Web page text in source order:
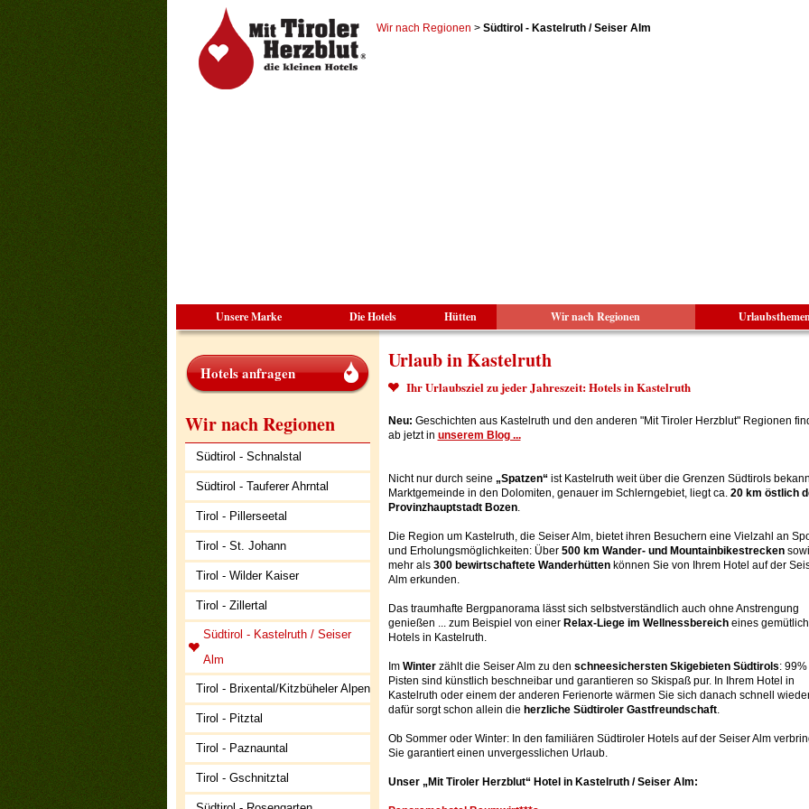
Wir nach Regionen > Südtirol - Kastelruth / Seiser Alm
Unsere Marke Die Hotels Hütten Wir nach Regionen
Hotels anfragen
Wir nach Regionen
Südtirol - Schnalstal
Südtirol - Tauferer Ahrntal
Tirol - Pillerseetal
Tirol - St. Johann
Tirol - Wilder Kaiser
Tirol - Zillertal
Südtirol - Kastelruth / Seiser
Alm
Tirol - Brixental/Kitzbüheler Alpen
Tirol - Pitztal
Tirol - Paznauntal
Tirol - Gschnitztal
Urlaub in Kastelruth
Ihr Urlaubsziel zu jeder Jahreszeit: Hotels in Kastelruth
Neu: Geschichten aus Kastelruth und den anderen "Mit Tiroler Herzblut" Regionen
ab jetzt in unserem Blog ...
Nicht nur durch seine „Spatzen“ist Kastelruth weit über die Grenzen Südtirols
Marktgemeinde in den Dolomiten, genauer im Schlerngebiet, liegt ca. 20 km östlich
Provinzhauptstadt Bozen.
Die Region um Kastelruth, die Seiser Alm, bietet ihren Besuchern eine Vielzahl an
und Erholungsmöglichkeiten: Über 500 km Wander- und Mountainbikestrecken
mehr als 300 bewirtschaftete Wanderhüttenkönnen Sie von Ihrem Hotel auf der
Alm erkunden.
Das traumhafte Bergpanorama lässt sich selbstverständlich auch ohne Anstrengung
genießen ... zum Beispiel von einer Relax-Liege im Wellnessbereicheines
Hotels in Kastelruth.
Im Winterzählt die Seiser Alm zu den schneesichersten Skigebieten Südtirols:
Pisten sind künstlich beschneibar und garantieren so Skispaß pur. In Ihrem Hotel in
Kastelruth oder einem der anderen Ferienorte wärmen Sie sich danach schnell
dafür sorgt schon allein die herzliche Südtiroler Gastfreundschaft.
Ob Sommer oder Winter: In den familiären Südtiroler Hotels auf der Seiser Alm
Sie garantiert einen unvergesslichen Urlaub.
Unser „Mit Tiroler Herzblut“ Hotel in Kastelruth / Seiser Alm: